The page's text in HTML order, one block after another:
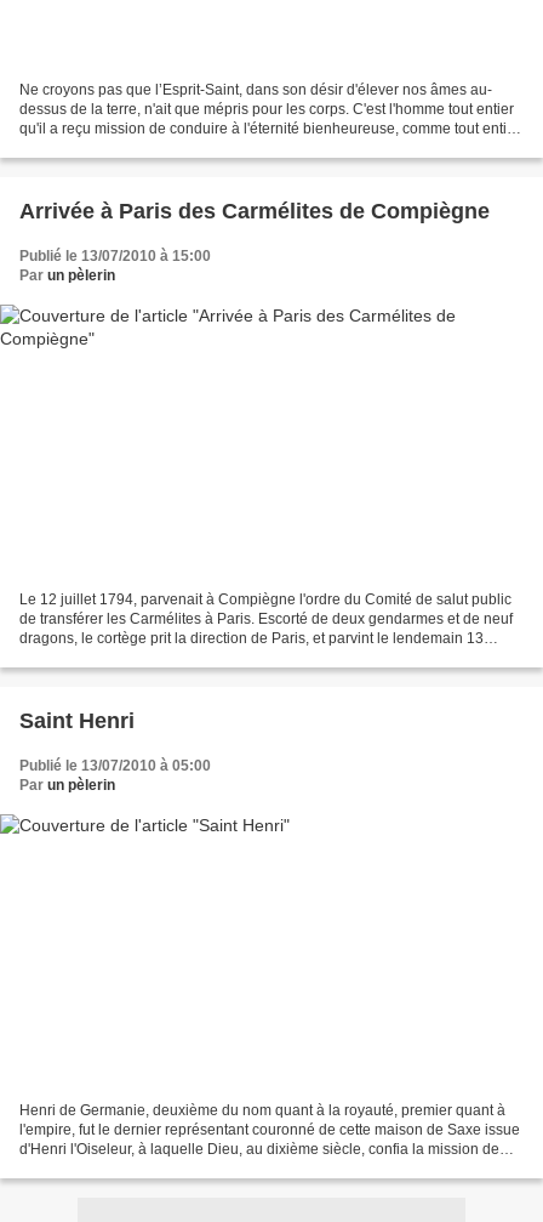
Ne croyons pas que l’Esprit-Saint, dans son désir d'élever nos âmes au-
dessus de la terre, n'ait que mépris pour les corps. C'est l'homme tout entier
qu'il a reçu mission de conduire à l'éternité bienheureuse, comme tout entier
Arrivée à Paris des Carmélites de Compiègne
Publié le 13/07/2010 à 15:00
Par un pèlerin
Le 12 juillet 1794, parvenait à Compiègne l'ordre du Comité de salut public
de transférer les Carmélites à Paris. Escorté de deux gendarmes et de neuf
dragons, le cortège prit la direction de Paris, et parvint le lendemain 13
Saint Henri
Publié le 13/07/2010 à 05:00
Par un pèlerin
Henri de Germanie, deuxième du nom quant à la royauté, premier quant à
l'empire, fut le dernier représentant couronné de cette maison de Saxe issue
d'Henri l'Oiseleur, à laquelle Dieu, au dixième siècle, confia la mission de